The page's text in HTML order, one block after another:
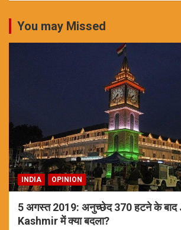
You may Missed
INDIA OPINION
5 अगस्त 2019: अनुच्छेद 370 हटने के
Kashmir में क्या बदला?